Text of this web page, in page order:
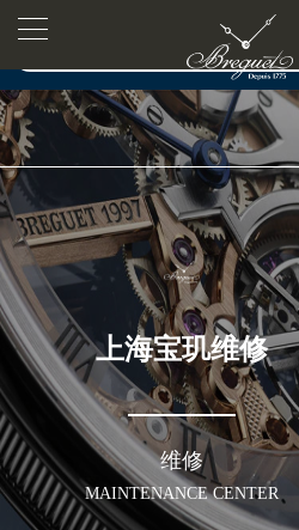
上海宝玑维修
维修
MAINTENANCE CENTER